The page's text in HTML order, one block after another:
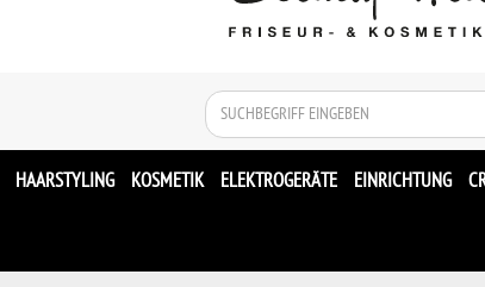
HAARSTYLING KOSMETIK ELEKTROGERÄTE EINRICHTUNG